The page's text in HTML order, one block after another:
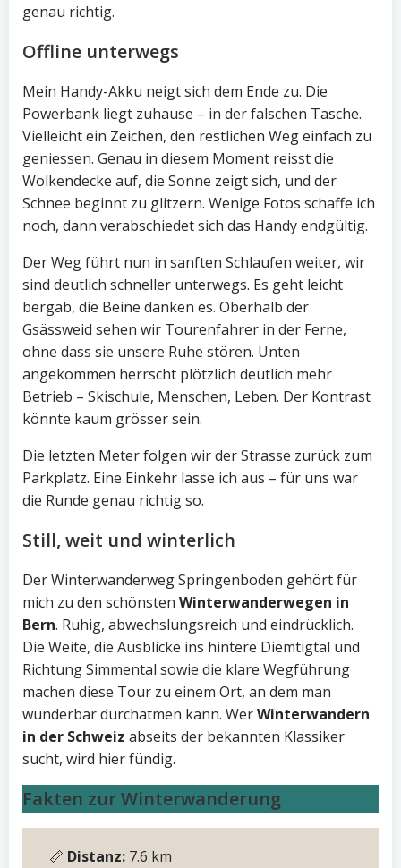
genau richtig.
Offline unterwegs
Mein Handy-Akku neigt sich dem Ende zu. Die
Powerbank liegt zuhause – in der falschen Tasche.
Vielleicht ein Zeichen, den restlichen Weg einfach zu
geniessen. Genau in diesem Moment reisst die
Wolkendecke auf, die Sonne zeigt sich, und der
Schnee beginnt zu glitzern. Wenige Fotos schaffe ich
noch, dann verabschiedet sich das Handy endgültig.
Der Weg führt nun in sanften Schlaufen weiter, wir
sind deutlich schneller unterwegs. Es geht leicht
bergab, die Beine danken es. Oberhalb der
Gsässweid sehen wir Tourenfahrer in der Ferne,
ohne dass sie unsere Ruhe stören. Unten
angekommen herrscht plötzlich deutlich mehr
Betrieb – Skischule, Menschen, Leben. Der Kontrast
könnte kaum grösser sein.
Die letzten Meter folgen wir der Strasse zurück zum
Parkplatz. Eine Einkehr lasse ich aus – für uns war
die Runde genau richtig so.
Still, weit und winterlich
Der Winterwanderweg Springenboden gehört für
mich zu den schönsten Winterwanderwegen in
Bern. Ruhig, abwechslungsreich und eindrücklich.
Die Weite, die Ausblicke ins hintere Diemtigtal und
Richtung Simmental sowie die klare Wegführung
machen diese Tour zu einem Ort, an dem man
wunderbar durchatmen kann. WerWinterwandern
in der Schweiz abseits der bekannten Klassiker
sucht, wird hier fündig.
Fakten zur Winterwanderung
📏 Distanz: 7.6 km